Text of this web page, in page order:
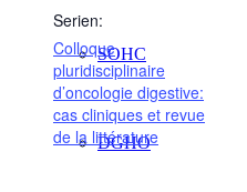
SOHC
DGHO
Serien:
Colloque
pluridisciplinaire
d’oncologie digestive:
cas cliniques et revue
de la littérature